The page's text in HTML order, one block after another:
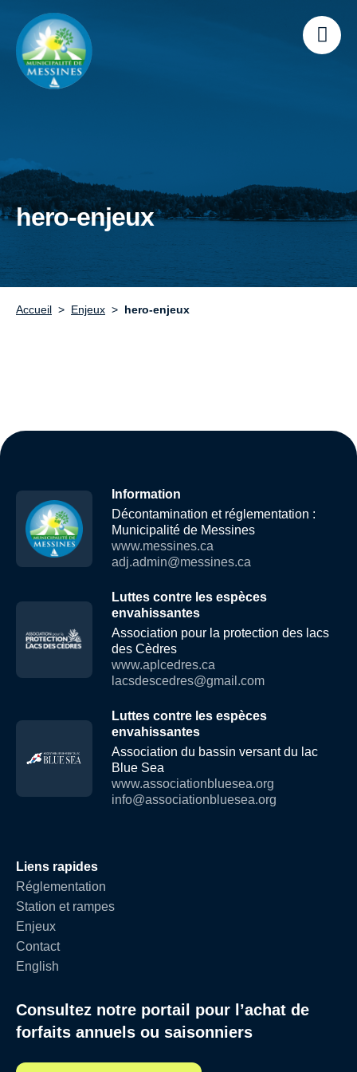
hero-enjeux
Accueil Enjeux hero-enjeux
Information
Décontamination et réglementation :
Municipalité de Messines
www.messines.ca
adj.admin@messines.ca
Luttes contre les espèces
envahissantes
Association pour la protection des lacs
des Cèdres
www.aplcedres.ca
lacsdescedres@gmail.com
Luttes contre les espèces
envahissantes
Association du bassin versant du lac
Blue Sea
www.associationbluesea.org
info@associationbluesea.org
Liens rapides
Réglementation
Station et rampes
Enjeux
Contact
English
Consultez notre portail pour l’achat de
forfaits annuels ou saisonniers